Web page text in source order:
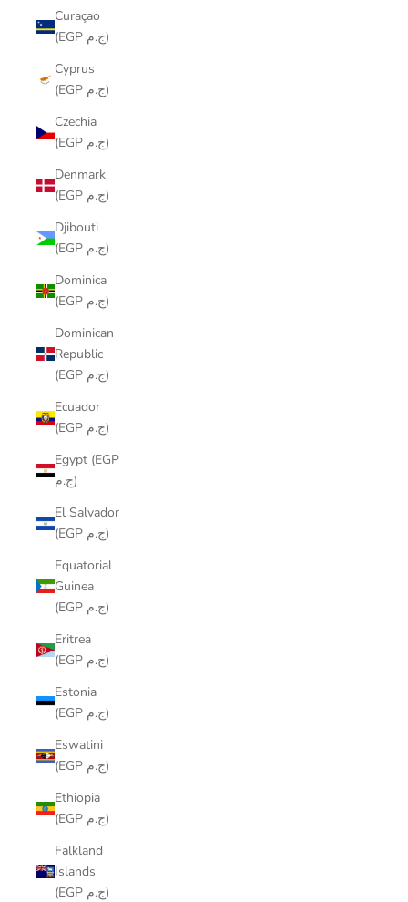
Curaçao
(EGP ج.م)
Cyprus
(EGP ج.م)
Czechia
(EGP ج.م)
Denmark
(EGP ج.م)
Djibouti
(EGP ج.م)
Dominica
(EGP ج.م)
Dominican
Republic
(EGP ج.م)
Ecuador
(EGP ج.م)
Egypt (EGP
ج.م)
El Salvador
(EGP ج.م)
Equatorial
Guinea
(EGP ج.م)
Eritrea
(EGP ج.م)
Estonia
(EGP ج.م)
Eswatini
(EGP ج.م)
Ethiopia
(EGP ج.م)
Falkland
Islands
(EGP ج.م)